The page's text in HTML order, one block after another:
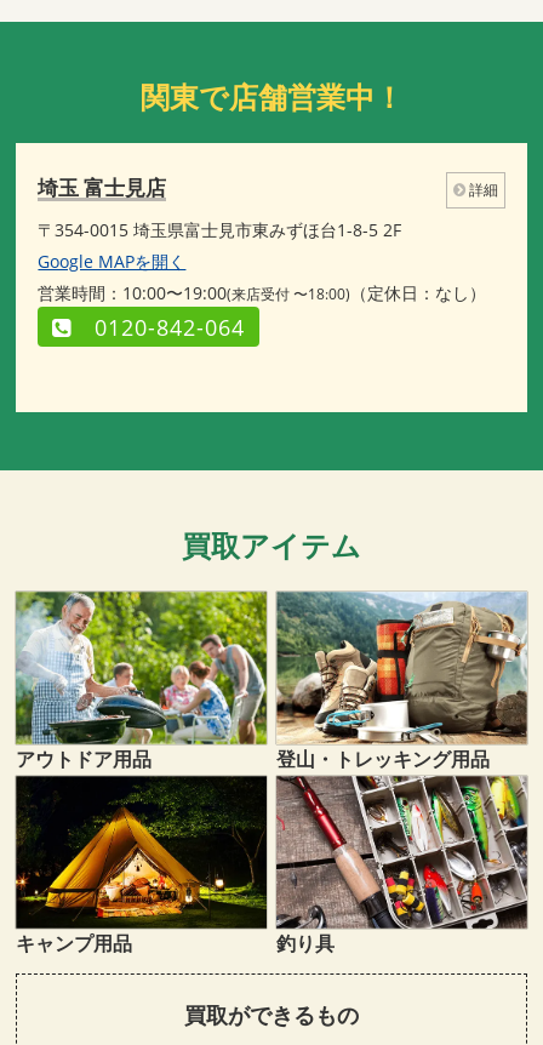
関東で店舗営業中！
埼玉 富士見店 詳細
〒354-0015 埼玉県富士見市東みずほ台1-8-5 2F
Google MAPを開く
営業時間：10:00〜19:00(来店受付 〜18:00) （定休日：なし）
0120-842-064
買取アイテム
アウトドア用品 登山・トレッキング用品
キャンプ用品 釣り具
買取ができるもの